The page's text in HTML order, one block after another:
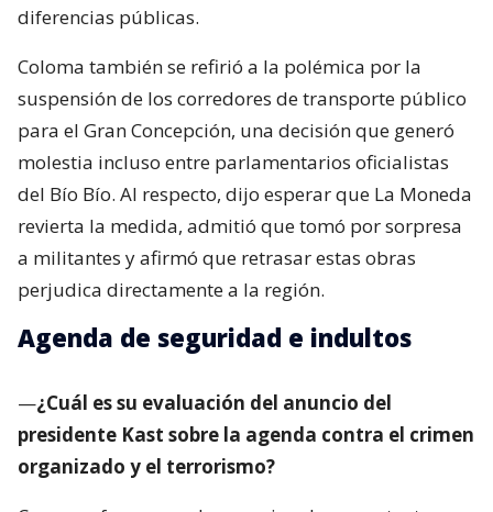
diferencias públicas.
Coloma también se refirió a la polémica por la
suspensión de los corredores de transporte público
para el Gran Concepción, una decisión que generó
molestia incluso entre parlamentarios oficialistas
del Bío Bío. Al respecto, dijo esperar que La Moneda
revierta la medida, admitió que tomó por sorpresa
a militantes y afirmó que retrasar estas obras
perjudica directamente a la región.
Agenda de seguridad e indultos
—¿Cuál es su evaluación del anuncio del
presidente Kast sobre la agenda contra el crimen
organizado y el terrorismo?